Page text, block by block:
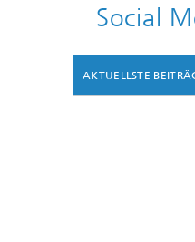
Social
AKTUELLSTE